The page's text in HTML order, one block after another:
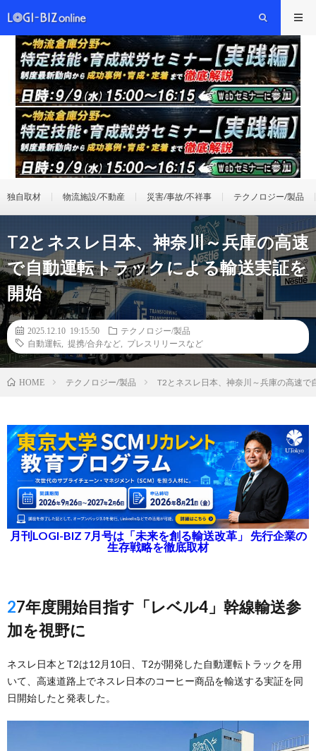
独自取材 物流施設/不動産 災害/事故/不祥事 テクノロジー/製品
T2とネスレ日本、神奈川～兵庫の高速
で自動運転トラックによる輸送実証を
開始
2025.12.10 19:15:50
テクノロジー/製品
自動運転
提携/合弁など プレスリリースなど
HOME テクノロジー/製品 T2とネスレ日本、神奈川～兵庫の高速
月刊LOGI-BIZ 7月号は「未来を創る輸送改革」 先行企業の
生存戦略を徹底取材
27年度開始目指す「レベル4」幹線輸送参
加を視野に
ネスレ日本とT2は12月10日、T2が開発した自動運転トラックを用
いて、高速道路上でネスレ日本のコーヒー商品を輸送する実証を同
日開始したと発表した。